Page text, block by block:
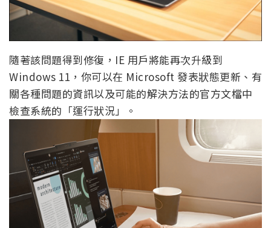
隨著該問題得到修復，IE 用戶將能再次升級到
Windows 11，你可以在 Microsoft 發表狀態更新、有
關各種問題的資訊以及可能的解決方法的官方文檔中
檢查系統的「運行狀況」。